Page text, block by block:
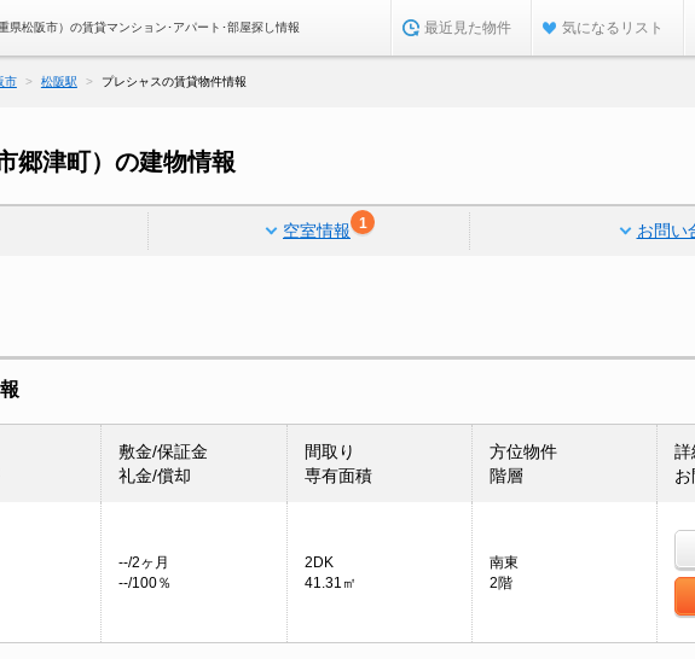
県松阪市）の賃貸マンション･アパート･部屋探し情報 最近見た物件 気になるリスト
市 松阪駅 プレシャスの賃貸物件情報
郷津町）の建物情報
空室情報 1 お問い
敷金/保証金
礼金/償却
間取り
専有面積
方位物件
階層
詳
--/2ヶ月
--/100％
2DK
41.31㎡
南東
2階